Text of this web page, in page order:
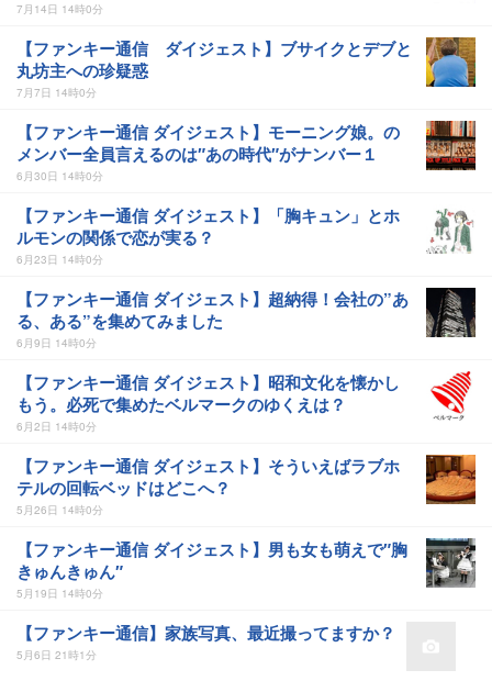
7月14日 14時0分
【ファンキー通信 ダイジェスト】ブサイクとデブと
丸坊主への珍疑惑
7月7日 14時0分
【ファンキー通信 ダイジェスト】モーニング娘。の
メンバー全員言えるのは″あの時代″がナンバー１
6月30日 14時0分
【ファンキー通信 ダイジェスト】「胸キュン」とホ
ルモンの関係で恋が実る？
6月23日 14時0分
【ファンキー通信 ダイジェスト】超納得！会社の”あ
る、ある”を集めてみました
6月9日 14時0分
【ファンキー通信 ダイジェスト】昭和文化を懐かし
もう。必死で集めたベルマークのゆくえは？
6月2日 14時0分
【ファンキー通信 ダイジェスト】そういえばラブホ
テルの回転ベッドはどこへ？
5月26日 14時0分
【ファンキー通信 ダイジェスト】男も女も萌えで″胸
きゅんきゅん″
5月19日 14時0分
【ファンキー通信】家族写真、最近撮ってますか？
5月6日 21時1分